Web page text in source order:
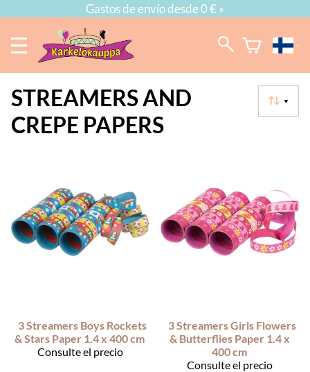
Gastos de envío desde 0 € »
▼
STREAMERS AND
CREPE PAPERS
3 Streamers Boys Rockets
& Stars Paper 1.4 x 400 cm
Consulte el precio
3 Streamers Girls Flowers
& Butterflies Paper 1.4 x
400 cm
Consulte el precio